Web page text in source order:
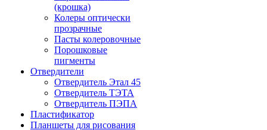
(крошка)
Колеры оптически
прозрачные
Пасты колеровочные
Порошковые
пигменты
Отвердители
Отвердитель Этал 45
Отвердитель ТЭТА
Отвердитель ПЭПА
Пластификатор
Планшеты для рисования